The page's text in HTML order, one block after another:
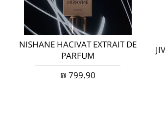
NISHANE HACIVAT EXTRAIT DE
PARFUM
799.90
₪